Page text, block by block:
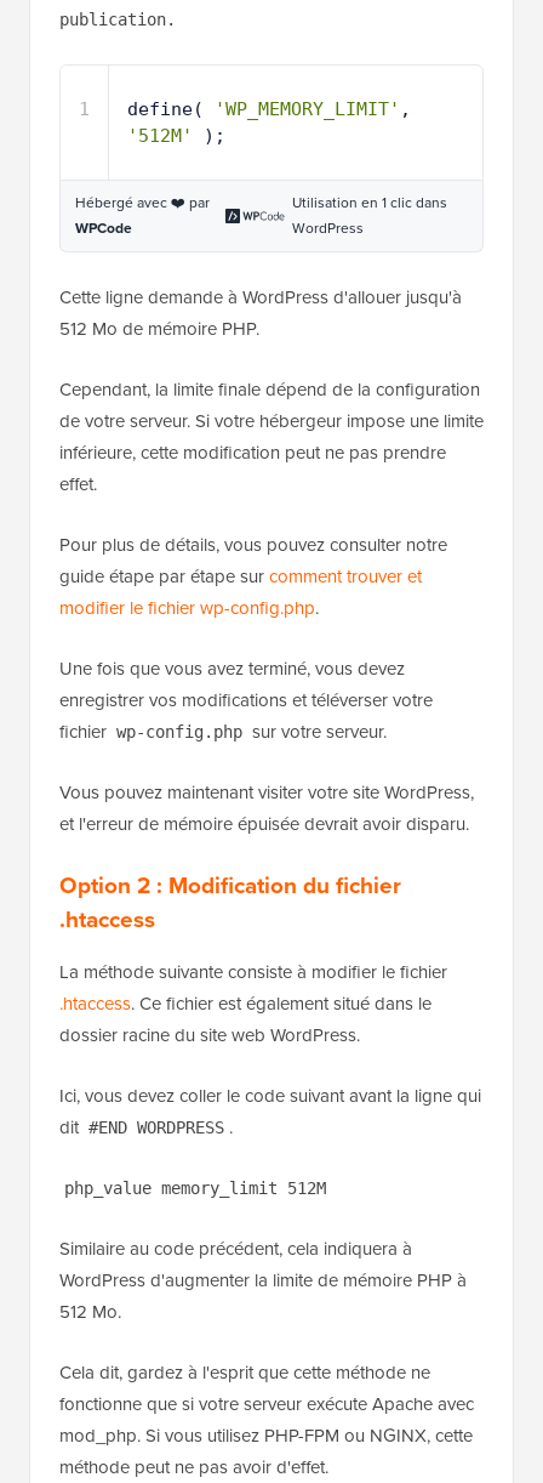
publication.
1 define( 'WP_MEMORY_LIMIT'
'512M'
);
Hébergé avec ❤️ par
WPCode
Utilisation en 1 clic dans
WordPress
Cette ligne demande à WordPress d'allouer jusqu'à
512 Mo de mémoire PHP.
Cependant, la limite finale dépend de la configuration
de votre serveur. Si votre hébergeur impose une limite
inférieure, cette modification peut ne pas prendre
effet.
Pour plus de détails, vous pouvez consulter notre
guide étape par étape surcomment trouver et
modifier le fichier wp-config.php.
Une fois que vous avez terminé, vous devez
enregistrer vos modifications et téléverser votre
fichier wp-config.php sur votre serveur.
Vous pouvez maintenant visiter votre site WordPress,
et l'erreur de mémoire épuisée devrait avoir disparu.
Option 2 : Modification du fichier
.htaccess
La méthode suivante consiste à modifier le fichier
.htaccess. Ce fichier est également situé dans le
dossier racine du site web WordPress.
Ici, vous devez coller le code suivant avant la ligne qui
dit #END WORDPRESS .
php_value memory_limit 512M
Similaire au code précédent, cela indiquera à
WordPress d'augmenter la limite de mémoire PHP à
512 Mo.
Cela dit, gardez à l'esprit que cette méthode ne
fonctionne que si votre serveur exécute Apache avec
mod_php. Si vous utilisez PHP-FPM ou NGINX, cette
méthode peut ne pas avoir d'effet.